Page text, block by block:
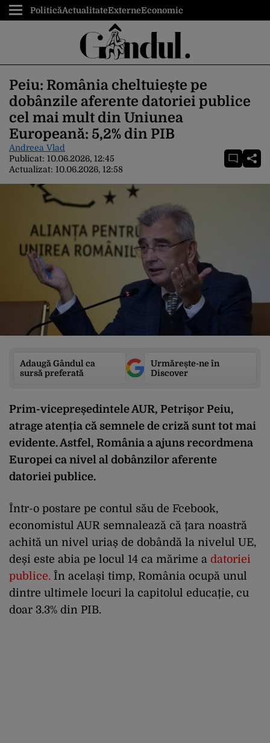
PoliticăActualitateExterneEconomic
Peiu: România cheltuiește pe
dobânzile aferente datoriei publice
cel mai mult din Uniunea
Europeană: 5,2% din PIB
Andreea Vlad
Publicat: 10.06.2026, 12:45
Actualizat: 10.06.2026, 12:58
Adaugă Gândul ca
sursă preferată
Urmărește-ne în
Discover
Prim-vicepreședintele AUR, Petrișor Peiu,
atrage atenția că semnele de criză sunt tot mai
evidente. Astfel, România a ajuns recordmena
Europei ca nivel al dobânzilor aferente
datoriei publice.
Într-o postare pe contul său de Fcebook,
economistul AUR semnalează că țara noastră
achită un nivel uriaș de dobândă la nivelul UE,
deși este abia pe locul 14 ca mărime a datoriei
publice. În același timp, România ocupă unul
dintre ultimele locuri la capitolul educație, cu
doar 3.3% din PIB.